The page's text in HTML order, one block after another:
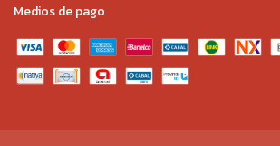
Medios de pago